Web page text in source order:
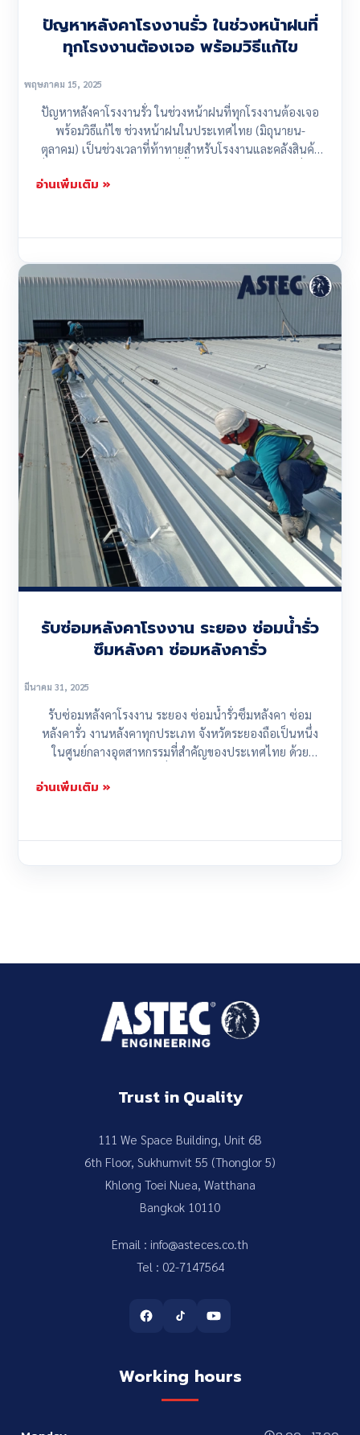
ปัญหาหลังคาโรงงานรั่ว ในช่วงหน้าฝนที่
ทุกโรงงานต้องเจอ พร้อมวิธีแก้ไข
พฤษภาคม 15, 2025
ปัญหาหลังคาโรงงานรั่ว ในช่วงหน้าฝนที่ทุกโรงงานต้องเจอ
พร้อมวิธีแก้ไข ช่วงหน้าฝนในประเทศไทย (มิถุนายน-
ตุลาคม) เป็นช่วงเวลาที่ท้าทายสำหรับโรงงานและคลังสินค้า
เกิดขึ้นบ่อยครั้ง หลังคาของโรงงานและคลังสินค้ามักเผชิญกับ
อ่านเพิ่มเติม »
รับซ่อมหลังคาโรงงาน ระยอง ซ่อมน้ำรั่ว
ซึมหลังคา ซ่อมหลังคารั่ว
มีนาคม 31, 2025
รับซ่อมหลังคาโรงงาน ระยอง ซ่อมน้ำรั่วซึมหลังคา ซ่อม
หลังคารั่ว งานหลังคาทุกประเภท จังหวัดระยองถือเป็นหนึ่ง
ในศูนย์กลางอุตสาหกรรมที่สำคัญของประเทศไทย ด้วย
มาบตาพุด นิคมอุตสาหกรรมอมตะซิตี้ และนิคมอุตสาหกรรม
อ่านเพิ่มเติม »
Trust in Quality
111 We Space Building, Unit 6B
6th Floor, Sukhumvit 55 (Thonglor 5)
Khlong Toei Nuea, Watthana
Bangkok 10110
Email : info@asteces.co.th
Tel : 02-7147564
Working hours